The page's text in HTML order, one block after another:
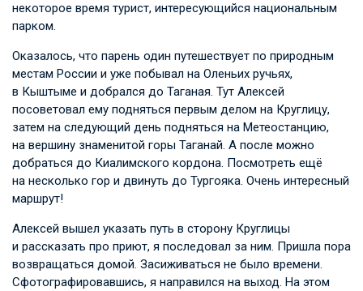
некоторое время турист, интересующийся национальным
парком.
Оказалось, что парень один путешествует по природным
местам России и уже побывал на Оленьих ручьях,
в Кыштыме и добрался до Таганая. Тут Алексей
посоветовал ему подняться первым делом на Круглицу,
затем на следующий день подняться на Метеостанцию,
на вершину знаменитой горы Таганай. А после можно
добраться до Киалимского кордона. Посмотреть ещё
на несколько гор и двинуть до Тургояка. Очень интересный
маршрут!
Алексей вышел указать путь в сторону Круглицы
и рассказать про приют, я последовал за ним. Пришла пора
возвращаться домой. Засиживаться не было времени.
Сфотографировавшись, я направился на выход. На этом